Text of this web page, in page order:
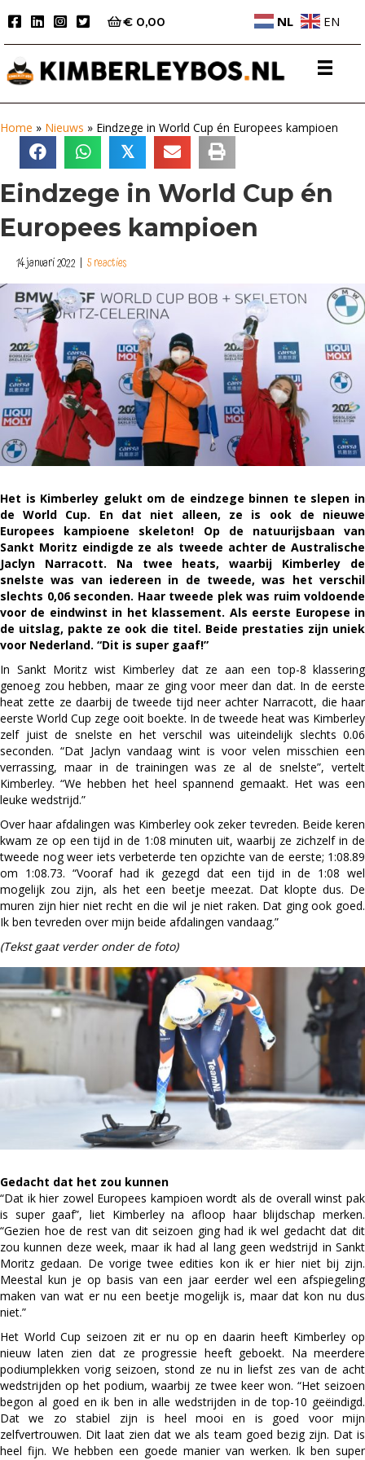
€ 0,00 NL EN
Home » Nieuws » Eindzege in World Cup én Europees kampioen
𝕏
Eindzege in World Cup én
Europees kampioen
14 januari 2022 | 5 reacties
Het is Kimberley gelukt om de eindzege binnen te slepen in
de World Cup. En dat niet alleen, ze is ook de nieuwe
Europees kampioene skeleton! Op de natuurijsbaan van
Sankt Moritz eindigde ze als tweede achter de Australische
Jaclyn Narracott. Na twee heats, waarbij Kimberley de
snelste was van iedereen in de tweede, was het verschil
slechts 0,06 seconden. Haar tweede plek was ruim voldoende
voor de eindwinst in het klassement. Als eerste Europese in
de uitslag, pakte ze ook die titel. Beide prestaties zijn uniek
voor Nederland. “Dit is super gaaf!”
In Sankt Moritz wist Kimberley dat ze aan een top-8 klassering
genoeg zou hebben, maar ze ging voor meer dan dat. In de eerste
heat zette ze daarbij de tweede tijd neer achter Narracott, die haar
eerste World Cup zege ooit boekte. In de tweede heat was Kimberley
zelf juist de snelste en het verschil was uiteindelijk slechts 0.06
seconden. “Dat Jaclyn vandaag wint is voor velen misschien een
verrassing, maar in de trainingen was ze al de snelste”, vertelt
Kimberley. “We hebben het heel spannend gemaakt. Het was een
leuke wedstrijd.”
Over haar afdalingen was Kimberley ook zeker tevreden. Beide keren
kwam ze op een tijd in de 1:08 minuten uit, waarbij ze zichzelf in de
tweede nog weer iets verbeterde ten opzichte van de eerste; 1:08.89
om 1:08.73. “Vooraf had ik gezegd dat een tijd in de 1:08 wel
mogelijk zou zijn, als het een beetje meezat. Dat klopte dus. De
muren zijn hier niet recht en die wil je niet raken. Dat ging ook goed.
Ik ben tevreden over mijn beide afdalingen vandaag.”
(Tekst gaat verder onder de foto)
Gedacht dat het zou kunnen
“Dat ik hier zowel Europees kampioen wordt als de overall winst pak
is super gaaf”, liet Kimberley na afloop haar blijdschap merken.
“Gezien hoe de rest van dit seizoen ging had ik wel gedacht dat dit
zou kunnen deze week, maar ik had al lang geen wedstrijd in Sankt
Moritz gedaan. De vorige twee edities kon ik er hier niet bij zijn.
Meestal kun je op basis van een jaar eerder wel een afspiegeling
maken van wat er nu een beetje mogelijk is, maar dat kon nu dus
niet.”
Het World Cup seizoen zit er nu op en daarin heeft Kimberley op
nieuw laten zien dat ze progressie heeft geboekt. Na meerdere
podiumplekken vorig seizoen, stond ze nu in liefst zes van de acht
wedstrijden op het podium, waarbij ze twee keer won. “Het seizoen
begon al goed en ik ben in alle wedstrijden in de top-10 geëindigd.
Dat we zo stabiel zijn is heel mooi en is goed voor mijn
zelfvertrouwen. Dit laat zien dat we als team goed bezig zijn. Dat is
heel fijn. We hebben een goede manier van werken. Ik ben super